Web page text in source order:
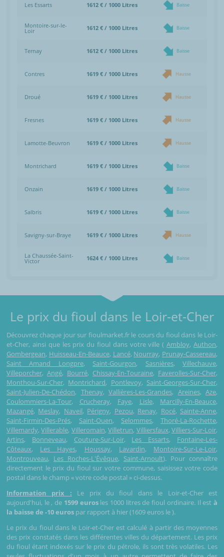
Les Essarts 1612 € / 1000 Litres Baisse
Montoire-sur-le-
Loir 1612 € / 1000 Litres Baisse
Ternay 1612 € / 1000 Litres Baisse
Contres 1619 € / 1000 Litres Hausse
Droué 1619 € / 1000 Litres Hausse
Fresnes 1619 € / 1000 Litres Hausse
Lamotte-Beuvron 1619 € / 1000 Litres Hausse
Montrichard 1619 € / 1000 Litres Baisse
Onzain 1619 € / 1000 Litres Baisse
Salbris 1619 € / 1000 Litres Baisse
Savigny-sur-Braye 1619 € / 1000 Litres Hausse
La Chaussée-Saint-
Victor 1624 € / 1000 Litres Baisse
Le prix du fioul dans le Loir-et-Cher
Découvrez chaque jour sur fioulmarket.fr le cours du fioul dans le Loir-
et-Cher, ainsi que les prix du fioul dans votre ville (Ambloy,Authon,
Gombergean, Huisseau-En-Beauce, Lancé, Nourray, Prunay-Cassereau,
Saint Amand Longpre, Saint-Gourgon, Sasnières,Villechauve,
Villeporcher, Angé, Bourré, Chissay-En-Touraine, Faverolles-Sur-Cher,
Monthou-Sur-Cher, Montrichard, Pontlevoy, Saint-Georges-Sur-Cher,
Saint-Julien-De-Chédon, Thenay, Vallières-Les-Grandes, Areines, Aze,
Coulommiers-La-Tour, Crucheray, Faye, Lisle, Marcilly-En-Beauce,
Mazangé, Meslay, Naveil, Périgny, Pezou, Renay, Rocé, Sainte-Anne,
Saint-Firmin-Des-Prés, Saint-Ouen, Selommes, Thoré-La-Rochette,
Villemardy,Villerable, Villeromain,Villetrun, Villiersfaux,Villiers-Sur-Loir,
Artins, Bonneveau, Couture-Sur-Loir, Les Essarts, Fontaine-Les-
Côteaux, Les Hayes, Houssay, Lavardin, Montoire-Sur-Le-Loir,
Montrouveau, Les Roches-L'Évêque, Saint-Arnoult). Pour connaître
directement le prix du fioul sur votre commune, saisissez votre code
postal dans le champ « votre code postal » ci-dessus.
Information prix : Le prix du fioul dans le Loir-et-Cher est
aujourd'hui, le , de 1599 eurosles 1000 litres de fioul ordinaire. Il està
la baisse de -10 euros par rapport à hier (1609 euros le).
Le prix du fioul dans le Loir-et-Cher est calculé à partir des moyennes
des prix constatés dans les différentes villes du département. Les prix
du fioul étant indexés sur le prix du pétrole, ils sont très volatiles. Les